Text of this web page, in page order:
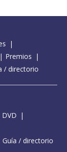
Premios
/ directorio
DVD
Guía / directorio